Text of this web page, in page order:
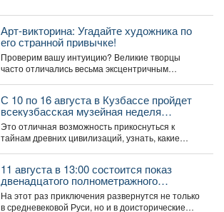
Арт-викторина: Угадайте художника по
его странной привычке!
Проверим вашу интуицию? Великие творцы
часто отличались весьма эксцентричным
С 10 по 16 августа в Кузбассе пройдет
всекузбасская музейная неделя
археологии и палеонтологии.
Это отличная возможность прикоснуться к
тайнам древних цивилизаций, узнать, какие
11 августа в 13:00 состоится показ
двенадцатого полнометражного
мультфильма из знаменитой
«богатырской» франшизы - «Три
На этот раз приключения развернутся не только
в средневековой Руси, но и в доисторические